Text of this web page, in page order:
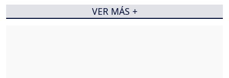
VER MÁS +